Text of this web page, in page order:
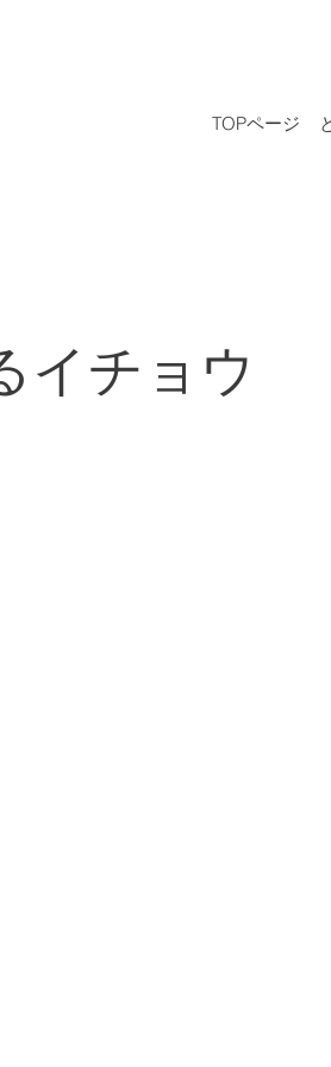
TOPページ
イチョウ